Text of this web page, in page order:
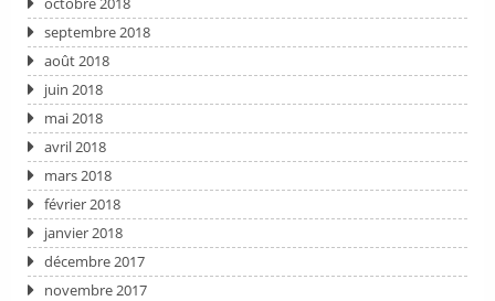
septembre 2018
août 2018
juin 2018
mai 2018
avril 2018
mars 2018
février 2018
janvier 2018
décembre 2017
novembre 2017